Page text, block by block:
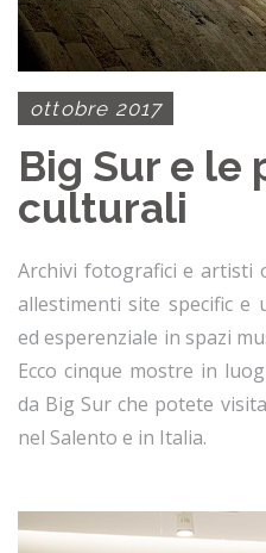
ottobre 2017
Big Sur e le
culturali
Archivi fotografici e artisti
allestimenti site specific e
ed esperenziale in spazi
Ecco cinque mostre in
da Big Sur che potete
nel Salento e in Italia.